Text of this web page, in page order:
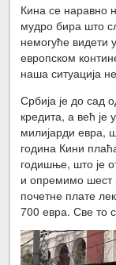
Кина се наравно
мудро бира што
немогуће видети
европском
наша ситуација
Србија је до сад
кредита, а већ је
милијарди евра,
година Кини
годишње, што је
и опремимо шест
почетне плате
700 евра. Све то